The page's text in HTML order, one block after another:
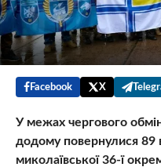
Facebook X
У межах чергового
додому повернулися 89
миколаївської 36-ї